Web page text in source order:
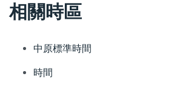
相關時區
中原標準時間
時間